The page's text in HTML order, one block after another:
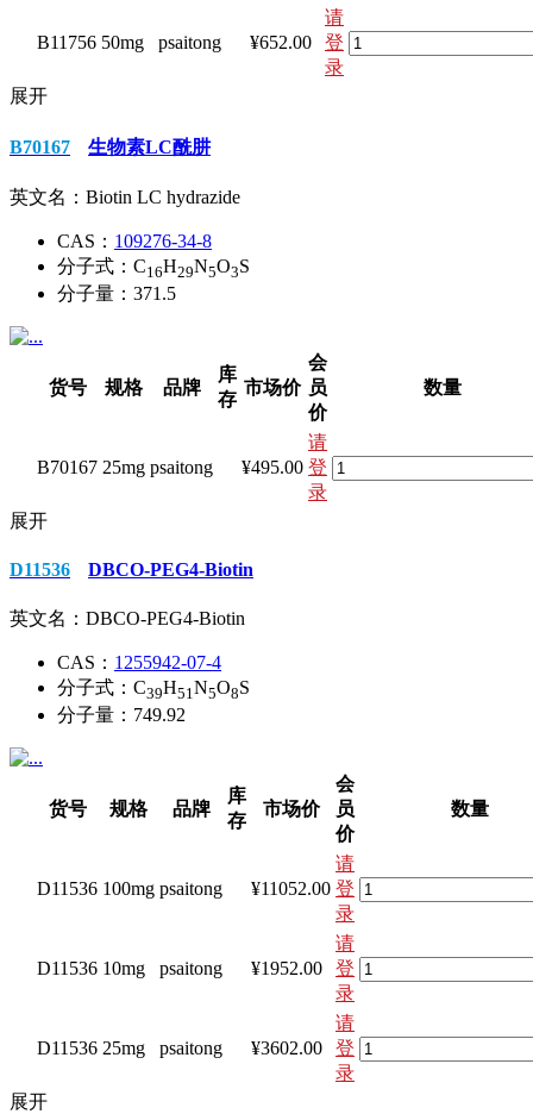
B11756 50mg psaitong ¥652.00
请
登
录
展开
B70167 生物素LC酰肼
英文名： Biotin LC hydrazide
CAS： 109276-34-8
分子式： C16H29N5O3S
分子量： 371.5
货号 规格 品牌
库
存
市场价
会
员
价
数量
B70167 25mg psaitong ¥495.00
请
登
录
展开
D11536 DBCO-PEG4-Biotin
英文名： DBCO-PEG4-Biotin
CAS： 1255942-07-4
分子式： C39H51 N5O8S
分子量： 749.92
货号 规格 品牌
库
存
市场价
会
员
价
数量
D11536 100mg psaitong ¥11052.00
请
登
录
D11536 10mg psaitong ¥1952.00
请
登
录
D11536 25mg psaitong ¥3602.00
请
登
录
展开